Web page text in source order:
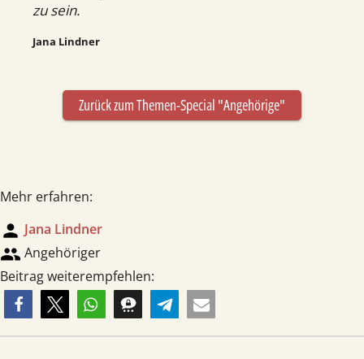
zu sein.
Jana Lindner
Zurück zum Themen-Special "Angehörige"
Mehr erfahren:
person Jana Lindner
group Angehöriger
Beitrag weiterempfehlen: